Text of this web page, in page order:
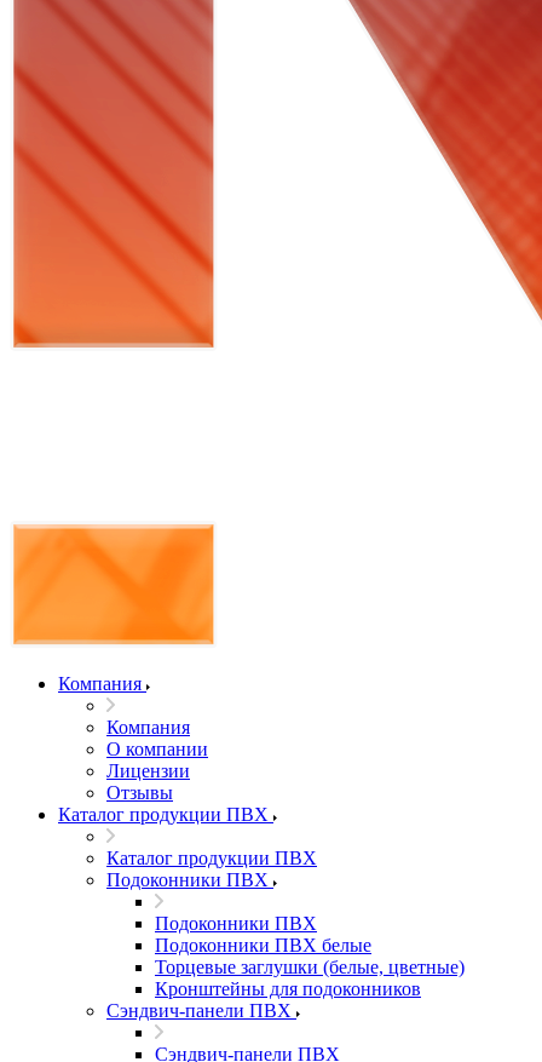
Компания
Компания
О компании
Лицензии
Отзывы
Каталог продукции ПВХ
Каталог продукции ПВХ
Подоконники ПВХ
Подоконники ПВХ
Подоконники ПВХ белые
Торцевые заглушки (белые, цветные)
Кронштейны для подоконников
Сэндвич-панели ПВХ
Сэндвич-панели ПВХ